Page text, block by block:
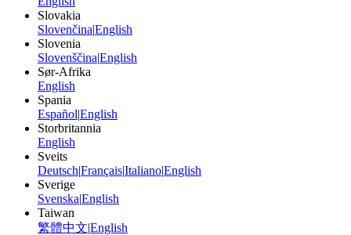
Slovakia
Slovenčina|English
Slovenia
Slovenščina|English
Sør-Afrika
English
Spania
Español|English
Storbritannia
English
Sveits
Deutsch|Français|Italiano|English
Sverige
Svenska|English
Taiwan
繁體中文|English